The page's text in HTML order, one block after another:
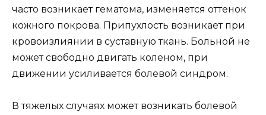
часто возникает гематома, изменяется оттенок
кожного покрова. Припухлость возникает при
кровоизлиянии в суставную ткань. Больной не
может свободно двигать коленом, при
движении усиливается болевой синдром.
В тяжелых случаях может возникать болевой